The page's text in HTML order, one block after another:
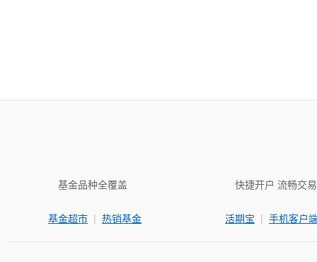
基金品种全覆盖
基金超市 | 热销基金
快捷开户 流畅交易
活期宝 | 手机客户